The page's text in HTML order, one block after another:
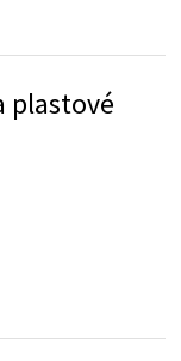
plastové